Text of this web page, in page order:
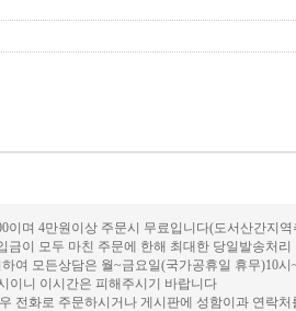
이며 4만원이상 주문시 무료입니다(도서산간지
금이 모두 마친 주문에 한해 최대한 당일발송처
여 모든상담은 월~금요일(국가공휴일 휴무)10시
이니 이시간은 피해주시기 바랍니다
전화로 주문하시거나 게시판에 성함이과 연락처